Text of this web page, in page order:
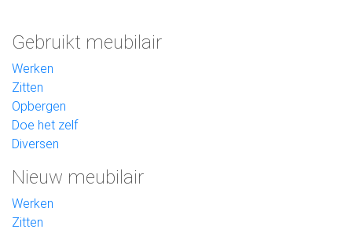
Gebruikt meubilair
Werken
Zitten
Opbergen
Doe het zelf
Diversen
Nieuw meubilair
Werken
Zitten